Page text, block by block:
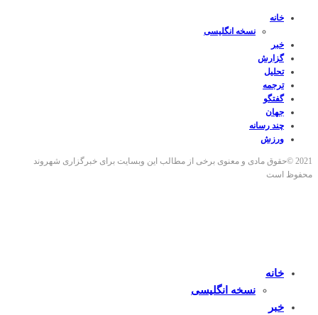
خانه
نسخه انگلیسی
خبر
گزارش
تحلیل
ترجمه
گفتگو
جهان
چند رسانه
ورزش
2021 ©حقوق مادی و معنوی برخی از مطالب این وبسایت برای خبرگزاری شهروند
محفوظ است
خانه
نسخه انگلیسی
خبر